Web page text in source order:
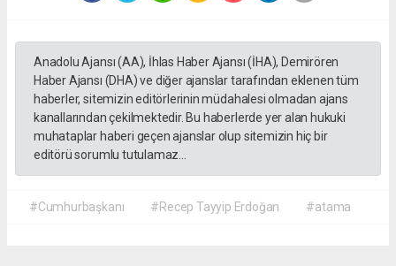
Anadolu Ajansı (AA), İhlas Haber Ajansı (İHA), Demirören
Haber Ajansı (DHA) ve diğer ajanslar tarafından eklenen tüm
haberler, sitemizin editörlerinin müdahalesi olmadan ajans
kanallarından çekilmektedir. Bu haberlerde yer alan hukuki
muhataplar haberi geçen ajanslar olup sitemizin hiç bir
editörü sorumlu tutulamaz...
#Cumhurbaşkanı #Recep Tayyip Erdoğan #atama